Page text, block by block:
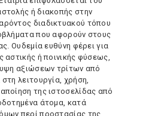
ή διακοπής στην
διαδικτυακού τόπου
που αφορούν στους
Ουδεμία ευθύνη φέρει για
αστικής ή ποινικής φύσεως,
αξιώσεων τρίτων από
λειτουργία, χρήση,
της ιστοσελίδας από
άτομα, κατά
περί προστασίας της